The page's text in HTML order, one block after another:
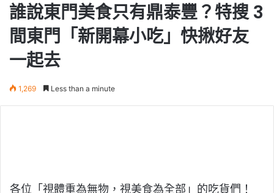
誰說東門美食只有鼎泰豐？特搜 3
間東門「新開幕小吃」快揪好友
一起去
1,269 Less than a minute
各位「視體重為無物，視美食為全部」的吃貨們！